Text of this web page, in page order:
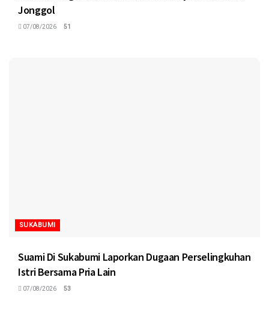
Jonggol
07/08/2026 51
SUKABUMI
Suami Di Sukabumi Laporkan Dugaan Perselingkuhan
Istri Bersama Pria Lain
07/08/2026 53